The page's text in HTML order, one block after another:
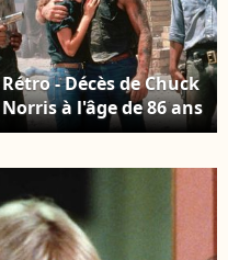
Rétro - Décès de Chuck
Norris à l'âge de 86 ans
- Leon Isaac Kennedy,
MPP via Bestimage